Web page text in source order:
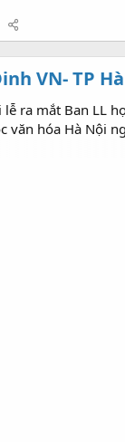
VN- TP
ra mắt Ban LL
văn hóa Hà Nội